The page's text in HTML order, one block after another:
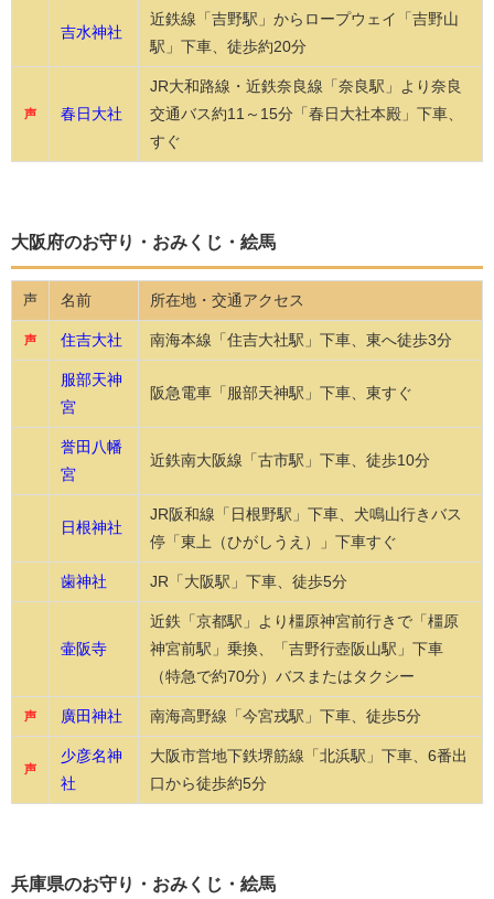
吉水神社
近鉄線「吉野駅」からロープウェイ「吉野山
駅」下車、徒歩約20分
声 春日大社
JR大和路線・近鉄奈良線「奈良駅」より奈良
交通バス約11～15分「春日大社本殿」下車、
すぐ
大阪府のお守り・おみくじ・絵馬
声 名前 所在地・交通アクセス
声 住吉大社 南海本線「住吉大社駅」下車、東へ徒歩3分
服部天神
宮
阪急電車「服部天神駅」下車、東すぐ
誉田八幡
宮
近鉄南大阪線「古市駅」下車、徒歩10分
日根神社
JR阪和線「日根野駅」下車、犬鳴山行きバス
停「東上（ひがしうえ）」下車すぐ
歯神社 JR「大阪駅」下車、徒歩5分
壷阪寺
近鉄「京都駅」より橿原神宮前行きで「橿原
神宮前駅」乗換、「吉野行壺阪山駅」下車
（特急で約70分）バスまたはタクシー
声 廣田神社 南海高野線「今宮戎駅」下車、徒歩5分
声
少彦名神
社
大阪市営地下鉄堺筋線「北浜駅」下車、6番出
口から徒歩約5分
兵庫県のお守り・おみくじ・絵馬